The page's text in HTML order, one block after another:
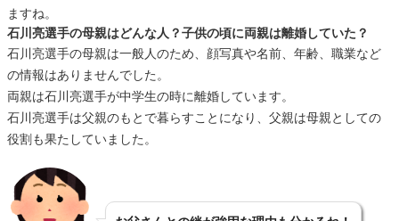
ますね。
石川亮選手の母親はどんな人？子供の頃に両親は離婚していた？
石川亮選手の母親は一般人のため、顔写真や名前、年齢、職業など
の情報はありませんでした。
両親は石川亮選手が中学生の時に離婚しています。
石川亮選手は父親のもとで暮らすことになり、父親は母親としての
役割も果たしていました。